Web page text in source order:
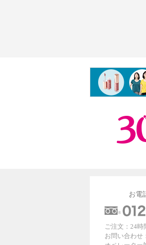
お電
ご注文：24時
お問い合わせ